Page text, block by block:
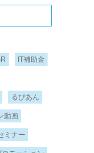
IT補助金
るびあん
動画
ミナー